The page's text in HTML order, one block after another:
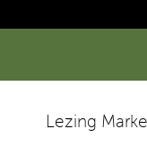
Lezing